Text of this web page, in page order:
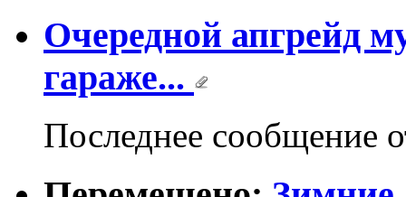
Очередной апгрейд
гараже...
Последнее сообщение